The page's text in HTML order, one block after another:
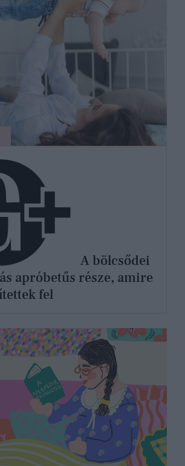
A bölcsődei
apróbetűs része, amire
fel